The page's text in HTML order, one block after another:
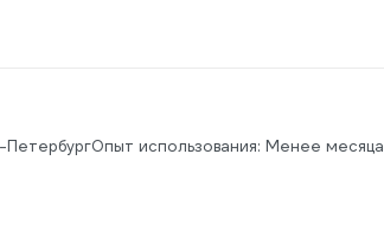
ПетербургОпыт использования: Менее месяца